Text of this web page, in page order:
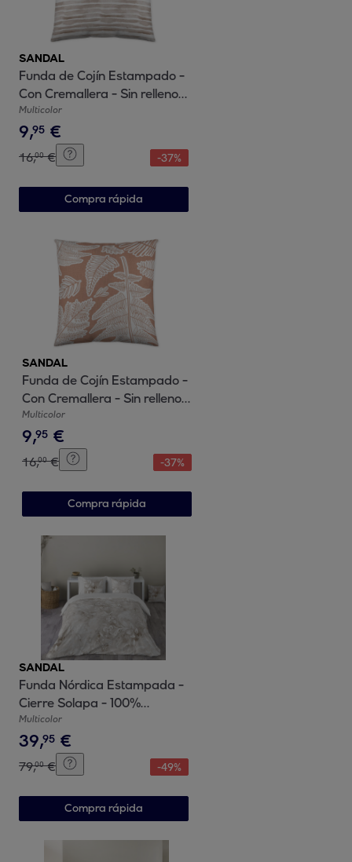
SANDAL
Funda de Cojín Estampado -
Con Cremallera - Sin relleno -
100% Algodón - Rayas
Dgrade Canela
Multicolor
9,95 €
16,00 € -37%
Compra rápida
SANDAL
Funda de Cojín Estampado -
Con Cremallera - Sin relleno -
100% Algodón - Bosco Peach
Multicolor
9,95 €
16,00 € -37%
Compra rápida
SANDAL
Funda Nórdica Estampada -
Cierre Solapa - 100%
Algodón - Incluye 1/2 Fundas
de Almohada - Brisel Único
Multicolor
39,95 €
79,00 € -49%
Compra rápida